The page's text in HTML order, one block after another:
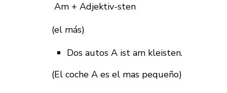
Am + Adjektiv-sten
(el más)
Dos autos A ist am kleisten.
(El coche A es el mas pequeño)